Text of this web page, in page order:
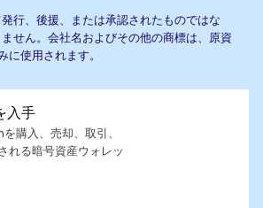
行、後援、または承認されたものではな
せん。会社名およびその他の商標は、原資
に使用されます。
入手
購入、売却、取引、
れる暗号資産ウォレッ